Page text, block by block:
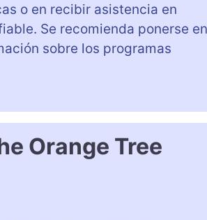
o en recibir asistencia en
Se recomienda ponerse en
sobre los programas
Orange Tree